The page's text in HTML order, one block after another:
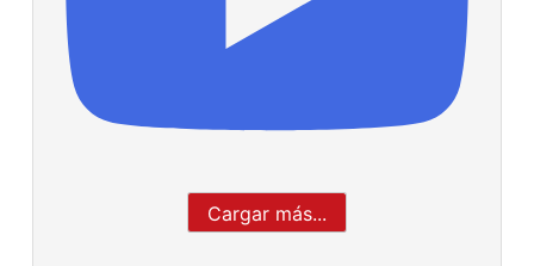
Cargar más...